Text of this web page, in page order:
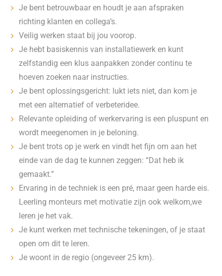
Je bent betrouwbaar en houdt je aan afspraken
richting klanten en collega’s.
Veilig werken staat bij jou voorop.
Je hebt basiskennis van installatiewerk en kunt
zelfstandig een klus aanpakken zonder continu te
hoeven zoeken naar instructies.
Je bent oplossingsgericht: lukt iets niet, dan kom je
met een alternatief of verbeteridee.
Relevante opleiding of werkervaring is een pluspunt en
wordt meegenomen in je beloning.
Je bent trots op je werk en vindt het fijn om aan het
einde van de dag te kunnen zeggen: “Dat heb ik
gemaakt.”
Ervaring in de techniek is een pré, maar geen harde eis.
Leerling monteurs met motivatie zijn ook welkom,we
leren je het vak.
Je kunt werken met technische tekeningen, of je staat
open om dit te leren.
Je woont in de regio (ongeveer 25 km).